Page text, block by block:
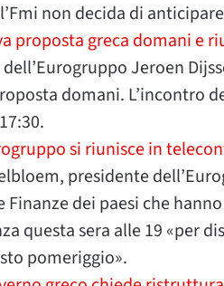
non decida di
proposta greca domani e
Jeroen
domani. L’incontro
si riunisce in
presidente
dei paesi che
questa sera alle 19 «per
pomeriggio».